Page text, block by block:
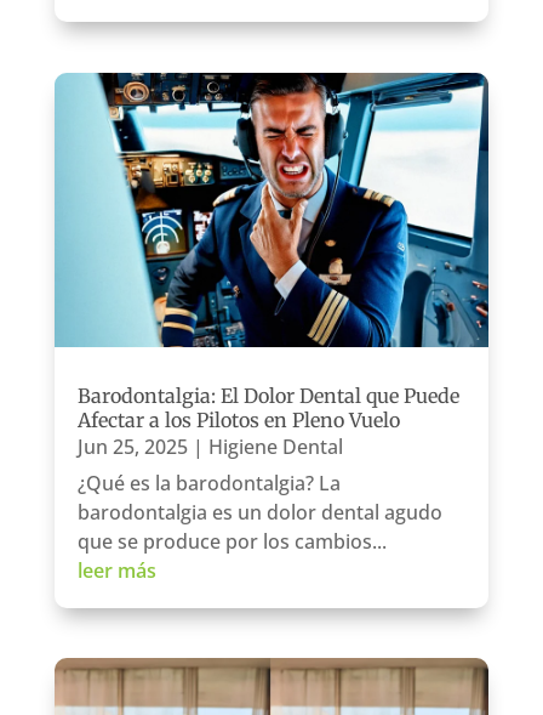
Barodontalgia: El Dolor Dental que Puede
Afectar a los Pilotos en Pleno Vuelo
Jun 25, 2025| Higiene Dental
¿Qué es la barodontalgia? La
barodontalgia es un dolor dental agudo
que se produce por los cambios...
leer más